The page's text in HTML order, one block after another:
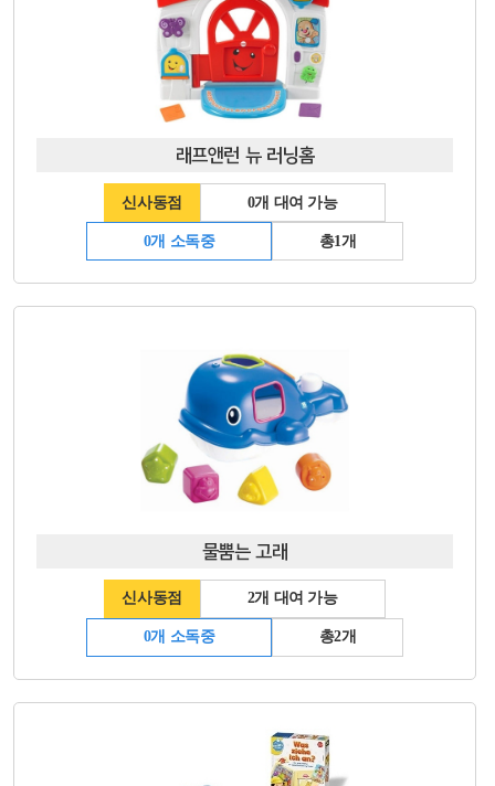
래프앤런 뉴 러닝홈
신사동점 0개 대여 가능
0개 소독중 총1개
물뿜는 고래
신사동점 2개 대여 가능
0개 소독중 총2개